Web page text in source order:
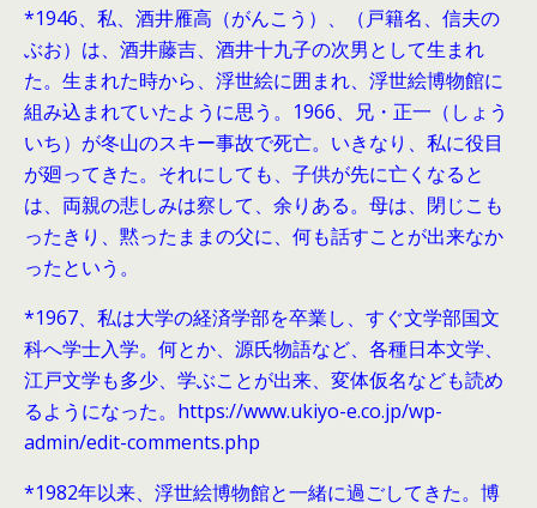
*1946、 私、酒井雁高（がんこう）、（戸籍名、信夫の
ぶお）は、酒井藤吉、酒井十九子の次男として生まれ
た。生まれた時から、浮世絵に囲まれ、浮世絵博物館に
組み込まれていたように思う。1966、兄・正一（しょう
いち）が冬山のスキー事故で死亡。いきなり、私に役目
が廻ってきた。それにしても、子供が先に亡くなると
は、両親の悲しみは察して、余りある。母は、閉じこも
ったきり、黙ったままの父に、何も話すことが出来なか
ったという。
*1967、私は大学の経済学部を卒業し、すぐ文学部国文
科へ学士入学。何とか、源氏物語など、各種日本文学、
江戸文学も多少、学ぶことが出来、変体仮名なども読め
るようになった。https://www.ukiyo-e.co.jp/wp-
admin/edit-comments.php
*1982年以来、浮世絵博物館と一緒に過ごしてきた。博